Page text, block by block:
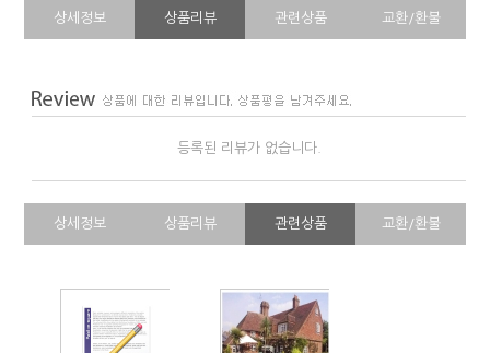
상세정보 상품리뷰 관련상품 교환/환불
등록된 리뷰가 없습니다.
상세정보 상품리뷰 관련상품 교환/환불